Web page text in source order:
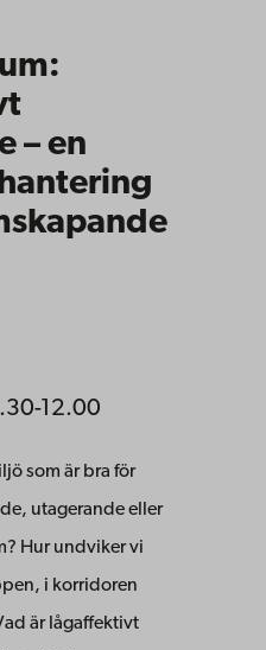
– en
12.00
som är bra för
utagerande eller
Hur undviker vi
i korridoren
är lågaffektivt